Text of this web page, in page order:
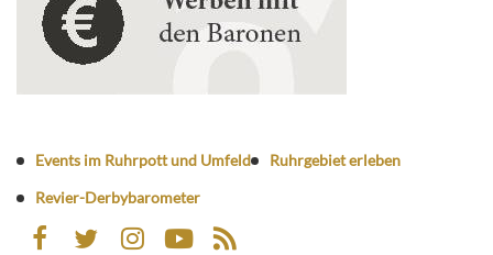
Events im Ruhrpott und Umfeld
Ruhrgebiet erleben
Revier-Derbybarometer